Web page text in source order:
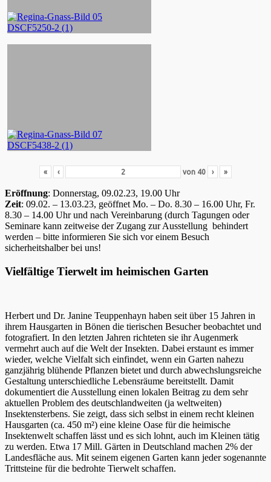
« ‹ von 40 › »
Eröffnung: Donnerstag, 09.02.23, 19.00 Uhr
Zeit: 09.02. – 13.03.23, geöffnet Mo. – Do. 8.30 – 16.00 Uhr, Fr.
8.30 – 14.00 Uhr und nach Vereinbarung (durch Tagungen oder
Seminare kann zeitweise der Zugang zur Ausstellung behindert
werden – bitte informieren Sie sich vor einem Besuch
sicherheitshalber bei uns!
Vielfältige Tierwelt im heimischen Garten
Herbert und Dr. Janine Teuppenhayn haben seit über 15 Jahren in
ihrem Hausgarten in Bönen die tierischen Besucher beobachtet und
fotografiert. In den letzten Jahren richteten sie ihr Augenmerk
vermehrt auch auf die Welt der Insekten. Dabei erstaunt es immer
wieder, welche Vielfalt sich einfindet, wenn ein Garten nahezu
ganzjährig blühende Pflanzen bietet und durch abwechslungsreiche
Gestaltung unterschiedliche Lebensräume bereitstellt. Damit
dokumentiert die Ausstellung einen lokalen Beitrag zu dem sehr
aktuellen Problem des deutschlandweiten (ja weltweiten)
Insektensterbens. Sie zeigt, dass sich selbst in einem recht kleinen
Hausgarten (ca. 450 m²) eine kleine Oase für die heimische
Insektenwelt schaffen lässt und es sich lohnt, auch im Kleinen tätig
zu werden. Etwa 17 Mill. Gärten in Deutschland machen 2% der
Landesfläche aus. Mit seinem eigenen Garten kann jeder sogenannte
Trittsteine für die bedrohte Tierwelt schaffen.